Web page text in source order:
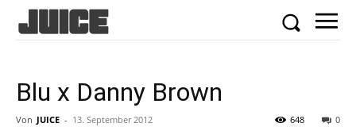
Blu x Danny Brown
Von JUICE - 13. September 2012 0
648